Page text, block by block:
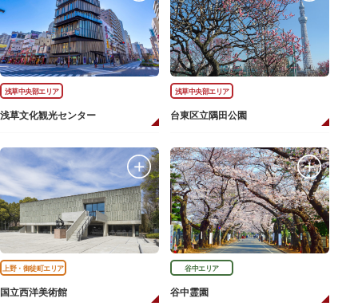
浅草中央部エリア
浅草文化観光センター
浅草中央部エリア
台東区立隅田公園
上野・御徒町エリア
国立西洋美術館
谷中エリア
谷中霊園